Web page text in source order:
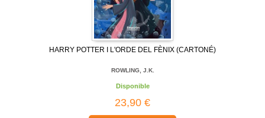
HARRY POTTER I L'ORDE DEL FÈNIX (CARTONÉ)
ROWLING, J.K.
Disponible
23,90 €